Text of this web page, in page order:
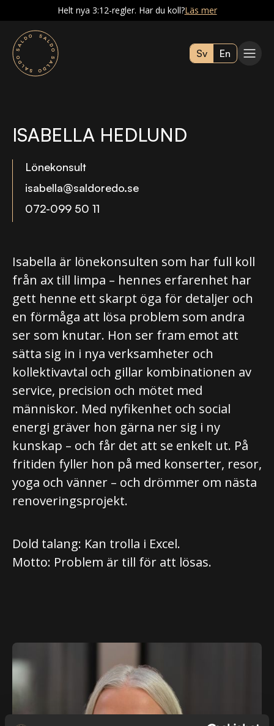
Helt nya 3:12-regler. Har du koll?Läs mer
Sv En
ISABELLA HEDLUND
Lönekonsult
isabella@saldoredo.se
072-099 50 11
Isabella är lönekonsulten som har full koll
från ax till limpa – hennes erfarenhet har
gett henne ett skarpt öga för detaljer och
en förmåga att lösa problem som andra
ser som knutar. Hon ser fram emot att
sätta sig in i nya verksamheter och
kollektivavtal och gillar kombinationen av
service, precision och mötet med
människor. Med nyfikenhet och social
energi gräver hon gärna ner sig i ny
kunskap – och får det att se enkelt ut. På
fritiden fyller hon på med konserter, resor,
yoga och vänner – och drömmer om nästa
renoveringsprojekt.
Dold talang: Kan trolla i Excel.
Motto: Problem är till för att lösas.